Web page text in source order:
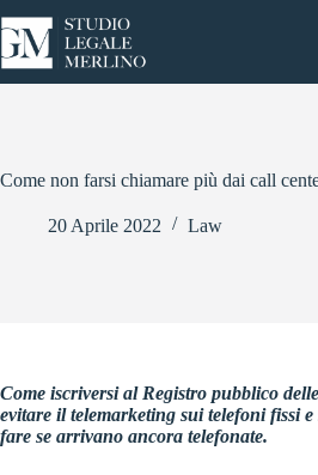
al
contenuto
Come non farsi chiamare più dai call
20 Aprile 2022 Law
Come iscriversi al Registro pubblico
evitare il telemarketing sui telefoni fissi
fare se arrivano ancora telefonate.